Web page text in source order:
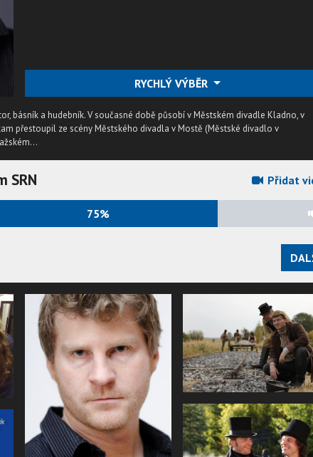
RYCHLÝ VÝBĚR
básník a hudebník. V současné době působí v Městském divadle Kladno, v
přestoupil ze scény Městského divadla v Mostě (Městské divadlo v
SRN Přidat
75%